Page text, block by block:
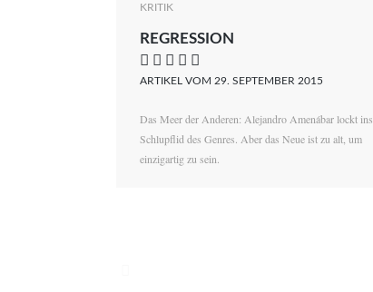
KRITIK
REGRESSION
    
ARTIKEL VOM 29. SEPTEMBER 2015
Das Meer der Anderen: Alejandro Amenábar lockt ins
Schlupflid des Genres. Aber das Neue ist zu alt, um
einzigartig zu sein.